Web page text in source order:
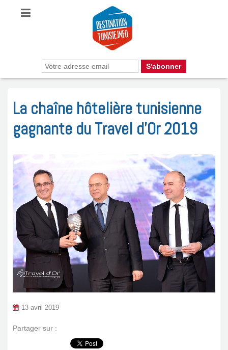
La chaîne hôtelière tunisienne
gagnante du Travel d’Or 2019
13 avril 2019
Partager sur :